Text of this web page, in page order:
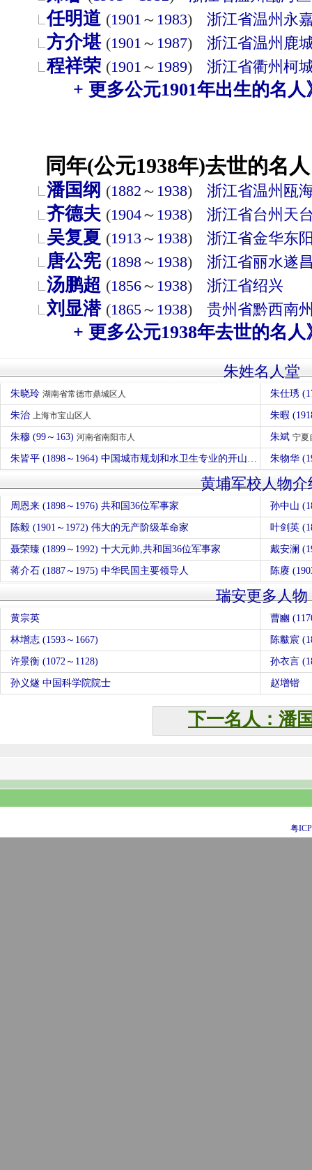
任明道 (1901 ～ 1983) 浙江省温州 永
方介堪 (1901 ～ 1987) 浙江省温州 鹿
程祥荣 (1901 ～ 1989) 浙江省衢州 柯
+ 更多公元1901年出生的名人
同年(公元1938年)去世的名
潘国纲 (1882 ～ 1938) 浙江省温州 瓯
齐德夫 (1904～ 1938) 浙江省台州 天
吴复夏 (1913 ～ 1938) 浙江省金华东
唐公宪 (1898～ 1938) 浙江省丽水遂
汤鹏超 (1856～ 1938) 浙江省绍兴
刘显潜 (1865～ 1938) 贵州省黔西南
+ 更多公元1938年去世的名人
朱姓名人堂
朱晓玲 湖南省常德市鼎城区人 朱仕琇
朱治 上海市宝山区人 朱暇
朱穆 (99～163) 河南省南阳市人 朱斌 宁夏
朱皆平 (1898～1964) 中国城市规划和水卫生专业的开山鼻祖 安徽省滁
朱物华
黄埔军校人物介
周恩来 (1898～1976) 共和国36位军事家
陈毅 (1901～1972) 伟大的无产阶级革命家 叶剑英
聂荣臻 (1899～1992) 十大元帅,共和国36位军事家 戴安澜
蒋介石 (1887～1975) 中华民国主要领导人 陈赓
瑞安更多人物
黄宗英 曹豳
林增志 (1593～1667) 陈黻宸
许景衡 (1072～1128) 孙衣言
孙义燧 中国科学院院士 赵增锴
下一名人：潘
粤